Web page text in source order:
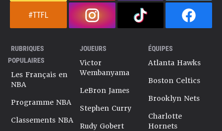
#TTFL
RUBRIQUES
POPULAIRES
Les Français en
NBA
Programme NBA
Classements NBA
JOUEURS
Victor
Wembanyama
LeBron James
Stephen Curry
Rudy Gobert
ÉQUIPES
Atlanta Hawks
Boston Celtics
Brooklyn Nets
Charlotte
Hornets